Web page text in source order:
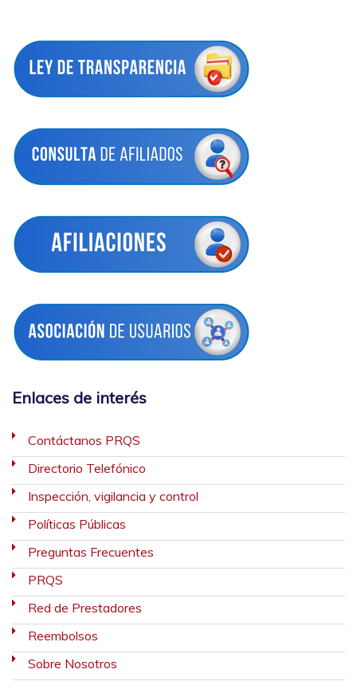
Enlaces de interés
Contáctanos PRQS
Directorio Telefónico
Inspección, vigilancia y control
Políticas Públicas
Preguntas Frecuentes
PRQS
Red de Prestadores
Reembolsos
Sobre Nosotros